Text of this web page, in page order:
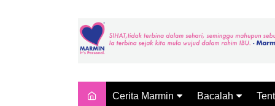
Cerita Marmin Bacalah